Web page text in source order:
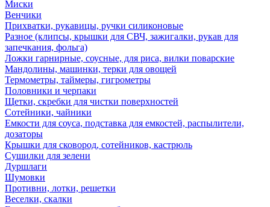
Миски
Венчики
Прихватки, рукавицы, ручки силиконовые
Разное (клипсы, крышки для СВЧ, зажигалки, рукав для
запечкания, фольга)
Ложки гарнирные, соусные, для риса, вилки поварские
Мандолины, машинки, терки для овощей
Термометры, таймеры, гигрометры
Половники и черпаки
Щетки, скребки для чистки поверхностей
Сотейники, чайники
Емкости для соуса, подставка для емкостей, распылители,
дозаторы
Крышки для сковород, сотейников, кастрюль
Сушилки для зелени
Дуршлаги
Шумовки
Противни, лотки, решетки
Веселки, скалки